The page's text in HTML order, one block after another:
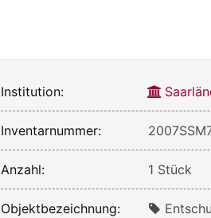
Institution:
Inventarnummer:
Anzahl: 1 Stück
Objektbezeichnung: